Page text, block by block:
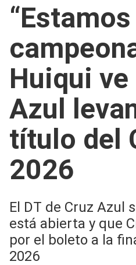
Huiqui ve
Azul
título del
2026
El DT de Cruz Azul
está abierta y que
por el boleto a la
2026